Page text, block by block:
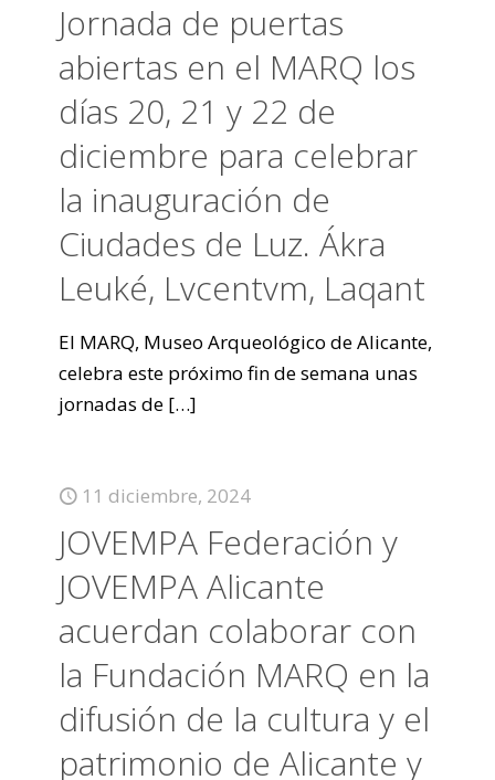
Jornada de puertas
abiertas en el MARQ los
días 20, 21 y 22 de
diciembre para celebrar
la inauguración de
Ciudades de Luz. Ákra
Leuké, Lvcentvm, Laqant
El MARQ, Museo Arqueológico de Alicante,
celebra este próximo fin de semana unas
jornadas de […]
11 diciembre, 2024
JOVEMPA Federación y
JOVEMPA Alicante
acuerdan colaborar con
la Fundación MARQ en la
difusión de la cultura y el
patrimonio de Alicante y